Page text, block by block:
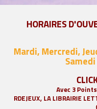
HORAIRES
Mardi, Mercredi,
Avec 3
RDEJEUX, LA LIBRAIRIE